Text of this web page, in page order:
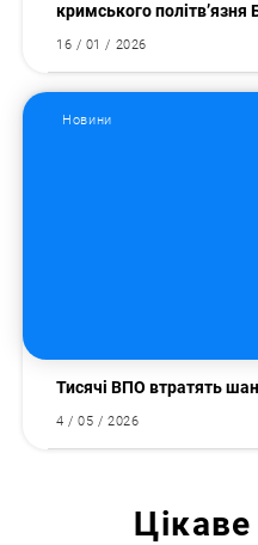
кримського політв’язня
16 / 01 / 2026
Новини
Тисячі ВПО втратять
4 / 05 / 2026
Цікаве